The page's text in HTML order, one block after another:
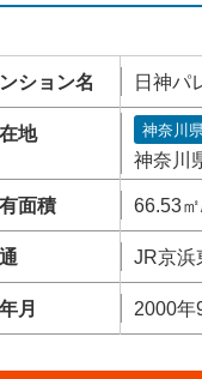
ション名 日神パ
地 神奈川
神奈川
面積 66.53
JR京浜
月 2000年